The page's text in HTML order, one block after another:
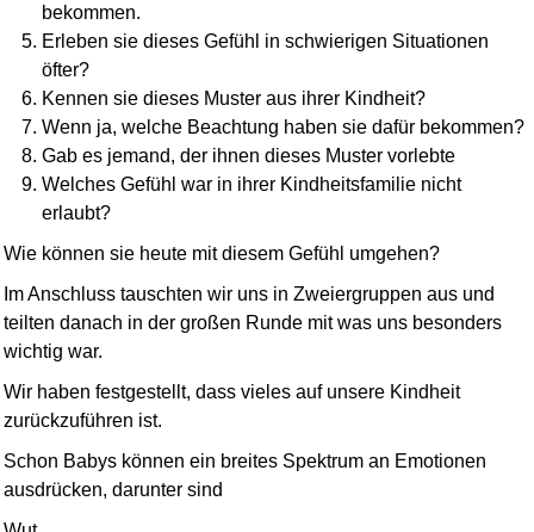
bekommen.
Erleben sie dieses Gefühl in schwierigen Situationen
öfter?
Kennen sie dieses Muster aus ihrer Kindheit?
Wenn ja, welche Beachtung haben sie dafür bekommen?
Gab es jemand, der ihnen dieses Muster vorlebte
Welches Gefühl war in ihrer Kindheitsfamilie nicht
erlaubt?
Wie können sie heute mit diesem Gefühl umgehen?
Im Anschluss tauschten wir uns in Zweier­gruppen aus und
teilten danach in der großen Runde mit was uns besonders
wichtig war.
Wir haben festgestellt, dass vieles auf unsere Kindheit
zurückzuführen ist.
Schon Babys können ein breites Spektrum an Emotionen
ausdrücken, darunter sind